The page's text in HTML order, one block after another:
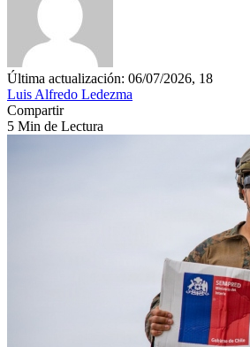
Última actualización: 06/07/2026, 18
Luis Alfredo Ledezma
Compartir
5 Min de Lectura